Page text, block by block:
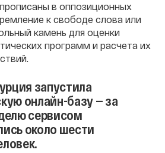
в оппозиционных
к свободе слова или
камень для оценки
программ и расчета их
запустила
онлайн-базу — за
сервисом
около шести